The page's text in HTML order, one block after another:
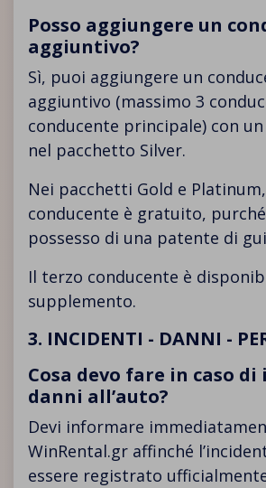
Posso aggiungere un
aggiuntivo?
Sì, puoi aggiungere un
aggiuntivo (massimo 3
conducente principale) con
nel pacchetto Silver.
Nei pacchetti Gold e
conducente è gratuito,
possesso di una patente di
Il terzo conducente è
supplemento.
3. INCIDENTI - DANNI -
Cosa devo fare in caso
danni all’auto?
Devi informare
WinRental.gr affinché
essere registrato